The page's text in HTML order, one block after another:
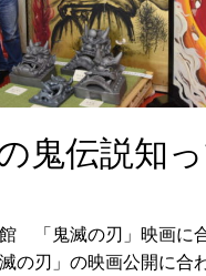
鬼伝説知
「鬼滅の刃」映画に
の刃」の映画公開に合